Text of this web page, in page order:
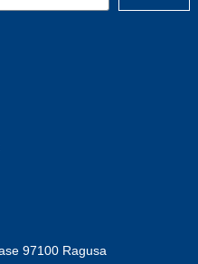
97100 Ragusa